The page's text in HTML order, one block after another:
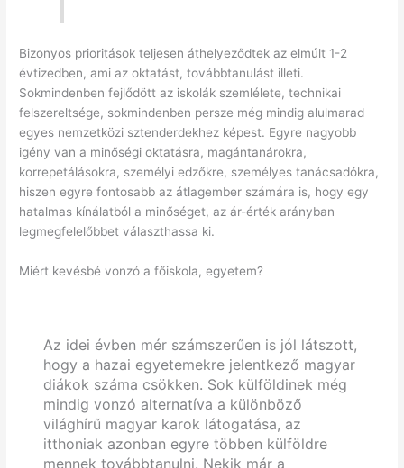
Bizonyos prioritások teljesen áthelyeződtek az elmúlt 1-2
évtizedben, ami az oktatást, továbbtanulást illeti.
Sokmindenben fejlődött az iskolák szemlélete, technikai
felszereltsége, sokmindenben persze még mindig alulmarad
egyes nemzetközi sztenderdekhez képest. Egyre nagyobb
igény van a minőségi oktatásra, magántanárokra,
korrepetálásokra, személyi edzőkre, személyes tanácsadókra,
hiszen egyre fontosabb az átlagember számára is, hogy egy
hatalmas kínálatból a minőséget, az ár-érték arányban
legmegfelelőbbet választhassa ki.
Miért kevésbé vonzó a főiskola, egyetem?
Az idei évben mér számszerűen is jól látszott,
hogy a hazai egyetemekre jelentkező magyar
diákok száma csökken. Sok külföldinek még
mindig vonzó alternatíva a különböző
világhírű magyar karok látogatása, az
itthoniak azonban egyre többen külföldre
mennek továbbtanulni. Nekik már a